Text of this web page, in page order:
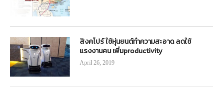
สิงคโปร์ ใช้หุ่นยนต์ทำความสะอาด ลดใช้
แรงงานคน เพิ่มproductivity
April 26, 2019